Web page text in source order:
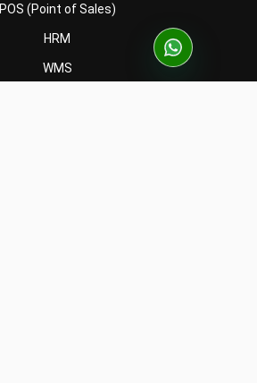
POS (Point of Sales)
HRM
WMS